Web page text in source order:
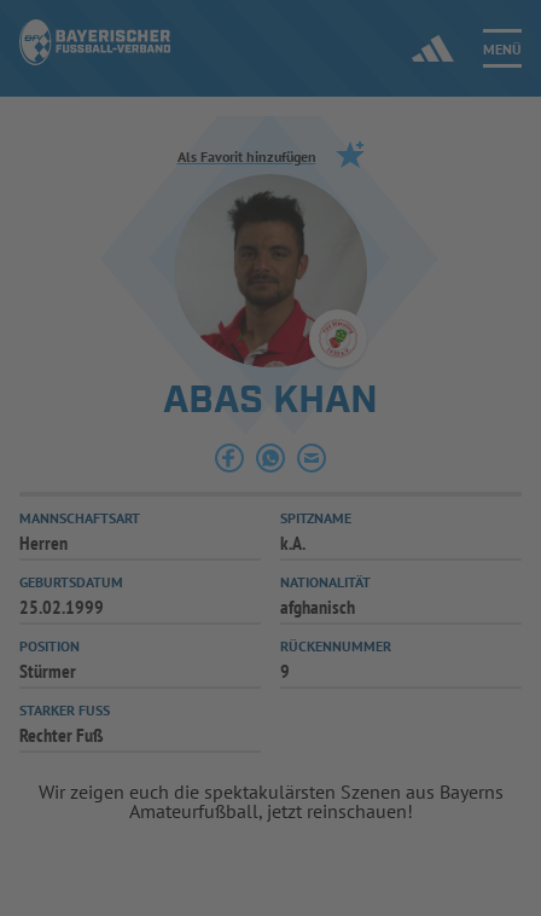
MENÜ
Jetzt einloggen
ERGEBNISSE & WETTBEWERBE
SPIELBETRIEB & VERBANDSLEBEN
AUSBILDUNG & FÖRDERUNG
SPIELPLUS
Als Favorit hinzufügen
ABAS KHAN
MANNSCHAFTSART
Herren
SPITZNAME
k.A.
GEBURTSDATUM
25.02.1999
NATIONALITÄT
afghanisch
POSITION
Stürmer
RÜCKENNUMMER
9
STARKER FUSS
Rechter Fuß
Wir zeigen euch die spektakulärsten Szenen aus Bayerns
Amateurfußball, jetzt reinschauen!